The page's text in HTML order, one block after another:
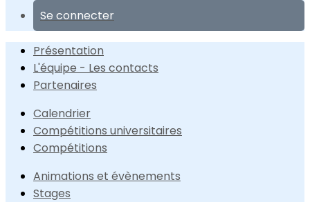
Se connecter
Présentation
L'équipe - Les contacts
Partenaires
Calendrier
Compétitions universitaires
Compétitions
Animations et évènements
Stages